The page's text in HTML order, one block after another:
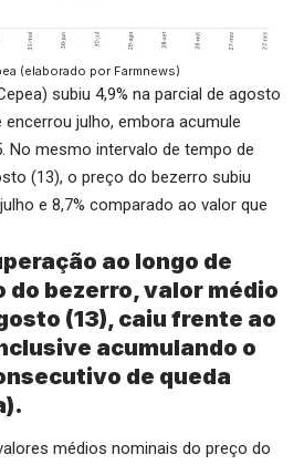
(elaborado por Farmnews)
subiu 4,9% na parcial de agosto
julho, embora acumule
No mesmo intervalo de tempo de
(13), o preço do bezerro subiu
e 8,7% comparado ao valor que
ao longo de
do bezerro, valor médio
(13), caiu frente ao
acumulando o
de queda
médios nominais do preço do